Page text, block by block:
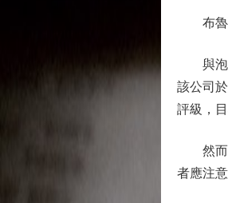
布魯可
與泡泡
該公司
評級，
然而，
者應注